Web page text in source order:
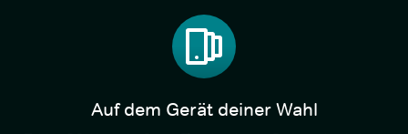
Auf dem Gerät deiner Wahl